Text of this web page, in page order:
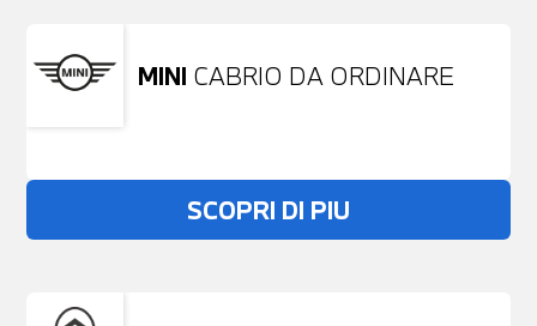
MINI CABRIO DA ORDINARE
SCOPRI DI PIU